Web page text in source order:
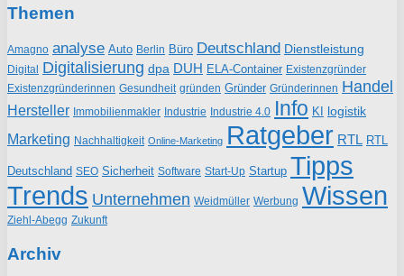
Themen
Amagno analyse Auto Berlin Büro Deutschland Dienstleistung
Digital Digitalisierung dpa DUH ELA-Container Existenzgründer
Existenzgründerinnen Gesundheit gründen Gründer Gründerinnen Handel
Hersteller Immobilienmakler Industrie Industrie 4.0 Info KI logistik
Marketing Nachhaltigkeit Online-Marketing Ratgeber RTL RTL
Deutschland SEO Sicherheit Software Start-Up Startup Tipps
Trends Unternehmen Weidmüller Werbung Wissen
Ziehl-Abegg Zukunft
Archiv